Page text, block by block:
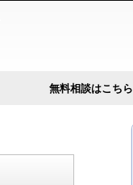
無料相談はこちら